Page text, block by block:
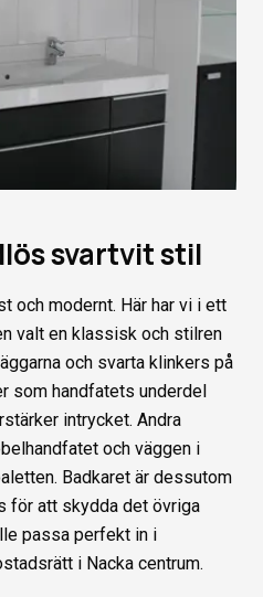
svartvit stil
och modernt. Här har vi i ett
valt en klassisk och stilren
och svarta klinkers på
som handfatets underdel
intrycket. Andra
och väggen i
Badkaret är dessutom
för att skydda det övriga
passa perfekt in i
i Nacka centrum.